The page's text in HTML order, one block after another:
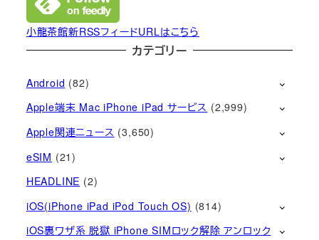
小龍茶館新RSSフィードURLはこちら
カテゴリー
Android (82)
Apple端末 Mac iPhone iPad サービス (2,999)
Apple関連ニュース (3,650)
eSIM (21)
HEADLINE (2)
iOS(iPhone iPad iPod Touch OS) (814)
iOS裏ワザ系 脱獄 iPhone SIMロック解除 アンロック